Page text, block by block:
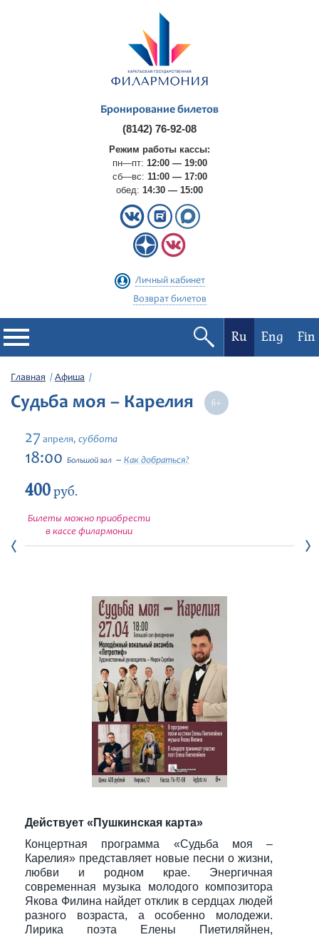
Бронирование билетов
(8142) 76-92-08
Режим работы кассы:
пн—пт: 12:00 — 19:00
сб—вс: 11:00 — 17:00
обед: 14:30 — 15:00
Личный кабинет
Возврат билетов
Филармония
Афиша
Фестивали
Абонементы
Новости
Ru Eng Fin
Главная Афиша
Судьба моя – Карелия
27 апреля, суббота
18:00 Большой зал Как добраться?
400руб.
Билеты можно приобрести
в кассе филармонии
Действует «Пушкинская карта»
Концертная программа «Судьба моя –
Карелия» представляет новые песни о жизни,
любви и родном крае. Энергичная
современная музыка молодого композитора
Якова Филина найдет отклик в сердцах людей
разного возраста, а особенно молодежи.
Лирика поэта Елены Пиетиляйнен,